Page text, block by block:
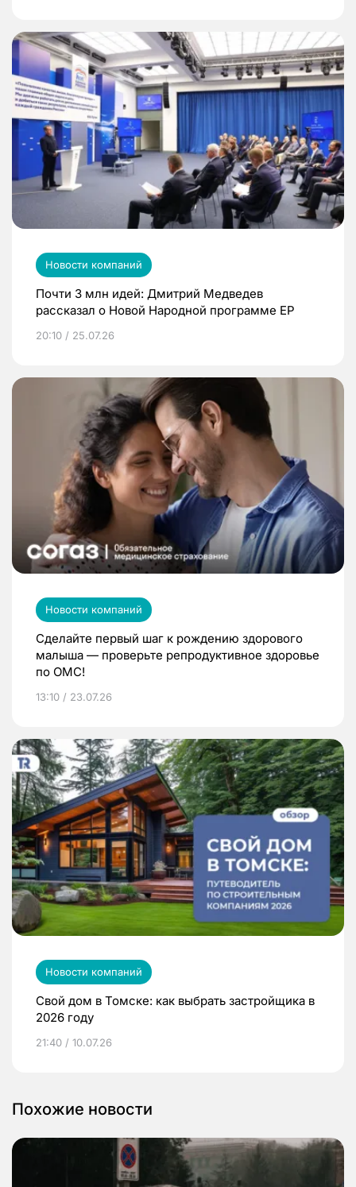
Новости компаний
Почти 3 млн идей: Дмитрий Медведев
рассказал о Новой Народной программе ЕР
20:10 / 25.07.26
Новости компаний
Сделайте первый шаг к рождению здорового
малыша — проверьте репродуктивное здоровье
по ОМС!
13:10 / 23.07.26
Новости компаний
Свой дом в Томске: как выбрать застройщика в
2026 году
21:40 / 10.07.26
Похожие новости